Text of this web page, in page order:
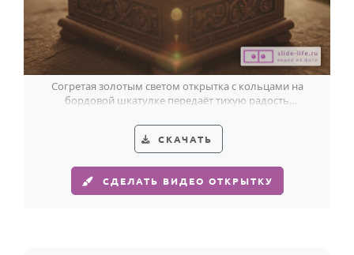
Согретая золотым светом открытка с кольцами на
бордовой шкатулке передаёт тихую радость
СКАЧАТЬ
СДЕЛАТЬ ВИДЕО ОТКРЫТКУ